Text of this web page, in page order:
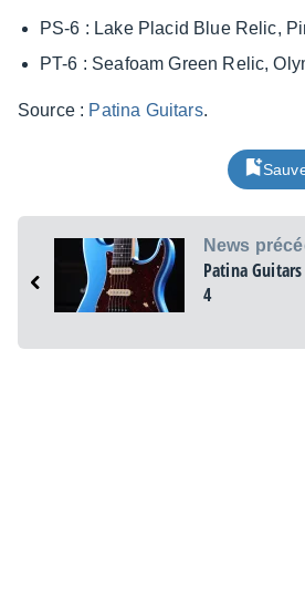
PS-6 : Lake Placid Blue Relic,
PT-6 : Seafoam Green Relic,
Source : Patina Guitars.
News
Patina
4